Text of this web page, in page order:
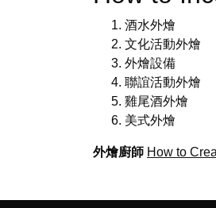
酒水外燴
文化活動外燴
外燴設備
聯誼活動外燴
雞尾酒外燴
美式外燴
外燴廚師 How to